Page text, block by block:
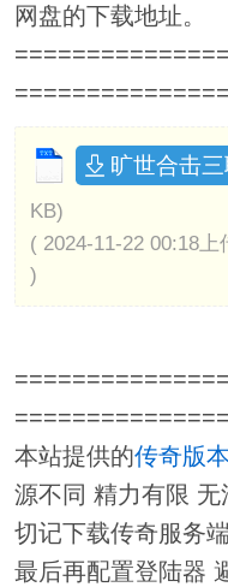
网盘的下载地址。
旷世合击
KB)
( 2024-11-22 00:18
)
本站提供的传奇版本
源不同 精力有限
切记下载传奇服务
最后再配置登陆器